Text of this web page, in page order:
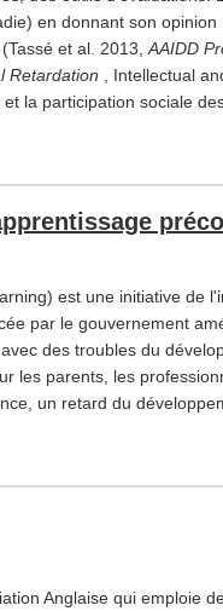
en donnant son
et al. 2013, AAIDD
Retardation
, Intellectual
la participation sociale
est une initiative de
par le gouvernement
des troubles du
les parents, les
un retard du
Anglaise qui emploie